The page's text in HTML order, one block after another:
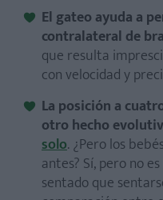
El gateo ayuda a
contralateral de
que resulta
con velocidad y
La posición a
otro hecho
solo. ¿Pero los
antes? Sí, pero no
sentado que